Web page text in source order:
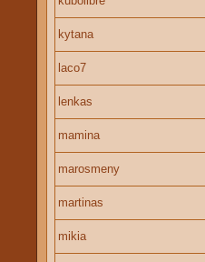
kytana
laco7
lenkas
mamina
marosmeny
martinas
mikia